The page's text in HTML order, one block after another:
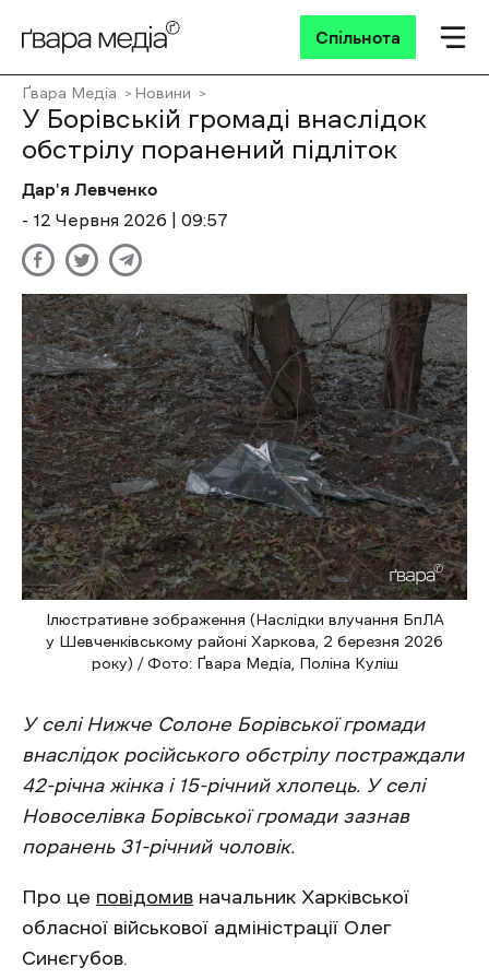
Спільнота
Ґвара Медіа Новини
У Борівській громаді внаслідок
обстрілу поранений підліток
Дар'я Левченко
- 12 Червня 2026 | 09:57
Ілюстративне зображення (Наслідки влучання БпЛА
у Шевченківському районі Харкова, 2 березня 2026
року) / Фото: Ґвара Медіа, Поліна Куліш
У селі Нижче Солоне Борівської громади
внаслідок російського обстрілу постраждали
42-річна жінка і 15-річний хлопець. У селі
Новоселівка Борівської громади зазнав
поранень 31-річний чоловік.
Про це повідомив начальник Харківської
обласної військової адміністрації Олег
Синєгубов.